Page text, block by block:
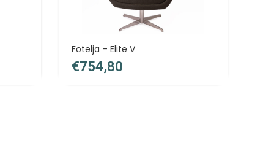
Fotelja – Elite V
€